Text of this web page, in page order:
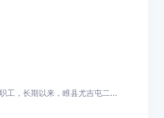
，长期以来，睢县尤吉屯二...